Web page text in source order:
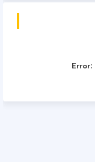
Error: